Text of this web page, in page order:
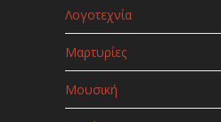
Λογοτεχνία
Μαρτυρίες
Μουσική